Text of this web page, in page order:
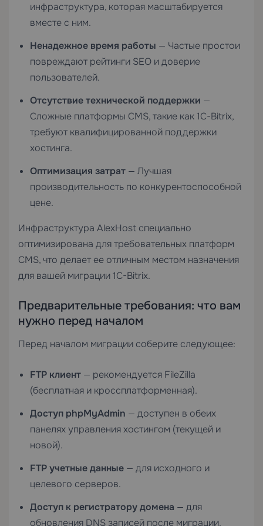
инфраструктура, которая масштабируется
вместе с ним.
Ненадежное время работы — Частые простои
повреждают рейтинги SEO и доверие
пользователей.
Отсутствие технической поддержки —
Сложные платформы CMS, такие как 1C-Bitrix,
требуют квалифицированной поддержки
хостинга.
Оптимизация затрат — Лучшая
производительность по конкурентоспособной
цене.
Инфраструктура AlexHost специально
оптимизирована для требовательных платформ
CMS, что делает ее отличным местом назначения
для вашей миграции 1C-Bitrix.
Предварительные требования: что вам
нужно перед началом
Перед началом миграции соберите следующее:
FTP клиент — рекомендуется FileZilla
(бесплатная и кроссплатформенная).
Доступ phpMyAdmin — доступен в обеих
панелях управления хостингом (текущей и
новой).
FTP учетные данные — для исходного и
целевого серверов.
Доступ к регистратору домена — для
обновления DNS записей после миграции.